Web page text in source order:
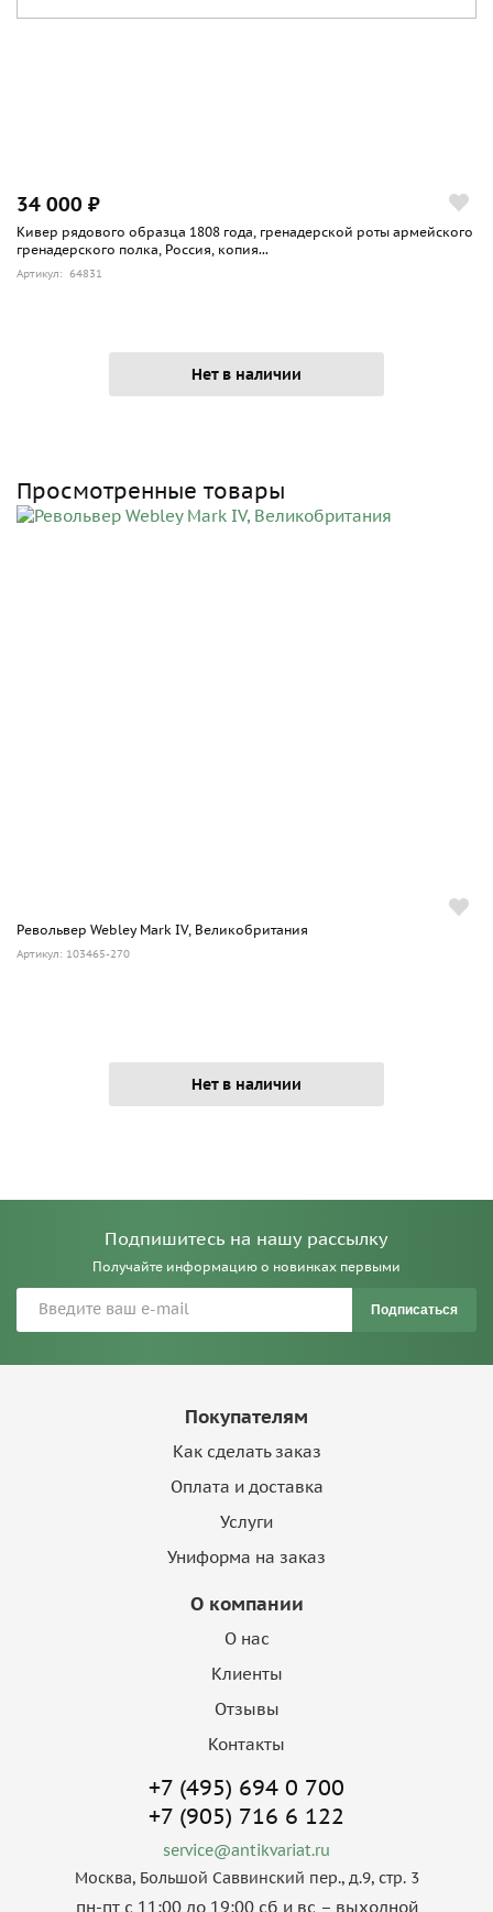
34 000 ₽
Кивер рядового образца 1808 года, гренадерской роты армейского
гренадерского полка, Россия, копия...
Артикул: 64831
Нет в наличии
Просмотренные товары
Револьвер Webley Mark IV, Великобритания
Артикул: 103465-270
Нет в наличии
Подпишитесь на нашу рассылку
Получайте информацию о новинках первыми
Подписаться
Покупателям
Как сделать заказ
Оплата и доставка
Услуги
Униформа на заказ
О компании
О нас
Клиенты
Отзывы
Контакты
+7 (495) 694 0 700
+7 (905) 716 6 122
service@antikvariat.ru
Москва, Большой Саввинский пер., д.9, стр. 3
пн-пт с 11:00 до 19:00 сб и вс – выходной